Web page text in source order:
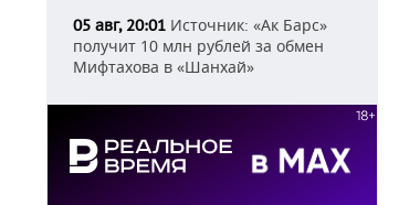
05 авг, 20:01 Источник: «Ак Барс»
получит 10 млн рублей за обмен
Мифтахова в «Шанхай»